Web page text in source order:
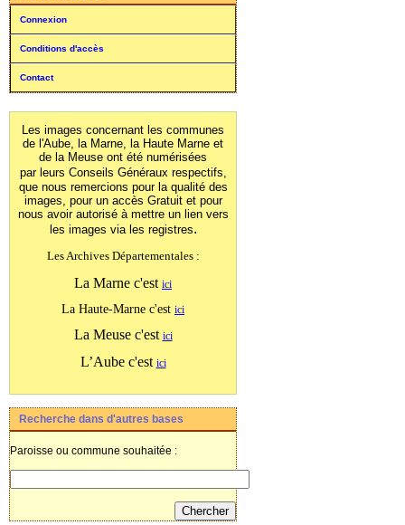
Connexion
Conditions d'accès
Contact
Les images concernant les communes
de l'Aube, la Marne, la Haute Marne et
de la Meuse ont été numérisées
par leurs Conseils Généraux respectifs,
que nous remercions pour la qualité des
images, pour un accès Gratuit et pour
nous avoir autorisé à mettre un lien vers
les images via les registres.
Les Archives Départementales :
La Marne c'est ici
La Haute-Marne c'est ici
La Meuse c'est ici
L’Aube c'est ici
Recherche dans d'autres bases
Paroisse ou commune souhaitée :